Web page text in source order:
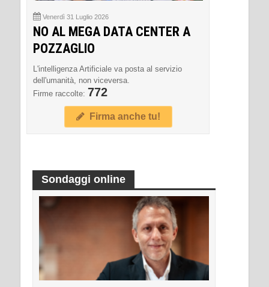
Venerdì 31 Luglio 2026
NO AL MEGA DATA CENTER A
POZZAGLIO
L'intelligenza Artificiale va posta al servizio
dell'umanità, non viceversa.
Firme raccolte: 772
Firma anche tu!
Sondaggi online